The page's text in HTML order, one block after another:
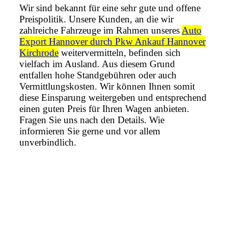
Wir sind bekannt für eine sehr gute und offene
Preispolitik. Unsere Kunden, an die wir
zahlreiche Fahrzeuge im Rahmen unseres Auto
Export Hannover durch Pkw Ankauf Hannover
Kirchrode weitervermitteln, befinden sich
vielfach im Ausland. Aus diesem Grund
entfallen hohe Standgebühren oder auch
Vermittlungskosten. Wir können Ihnen somit
diese Einsparung weitergeben und entsprechend
einen guten Preis für Ihren Wagen anbieten.
Fragen Sie uns nach den Details. Wie
informieren Sie gerne und vor allem
unverbindlich.